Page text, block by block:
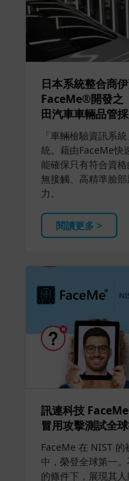
日本系統整合商
FaceMe®開發之
田汽車車輛品管
「車輛檢驗資訊系
統。藉由FaceMe快
能確保只有符合資
無接觸、高精準臉
力。
閱讀更多 >
訊連科技
冒用攻擊測試全
FaceMe 在 NIST 的
中，榮登全球第一
的條件下，展現其